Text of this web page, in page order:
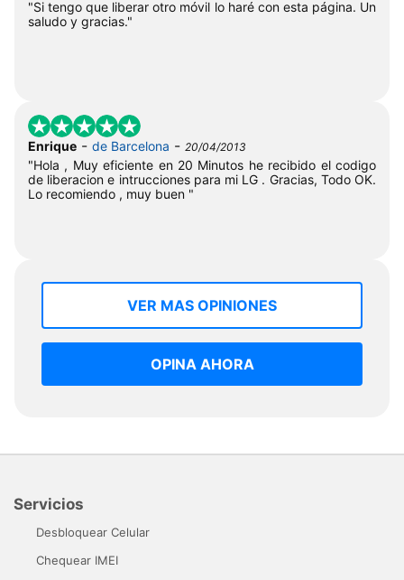
"Si tengo que liberar otro móvil lo haré con esta página. Un
saludo y gracias."
Enrique - de Barcelona - 20/04/2013
"Hola , Muy eficiente en 20 Minutos he recibido el codigo
de liberacion e intrucciones para mi LG . Gracias, Todo OK.
Lo recomiendo , muy buen "
VER MAS OPINIONES
OPINA AHORA
Servicios
Desbloquear Celular
Chequear IMEI